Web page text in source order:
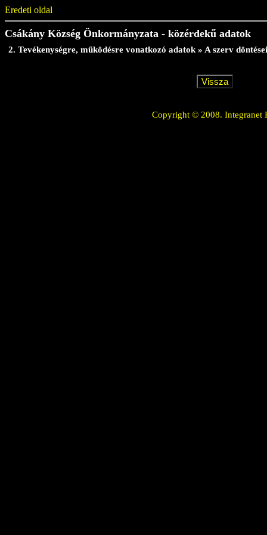
Eredeti oldal
Csákány Község Önkormányzata - közérdekű adatok
2. Tevékenységre, működésre vonatkozó adatok » A szerv
Copyright © 2008. Integranet